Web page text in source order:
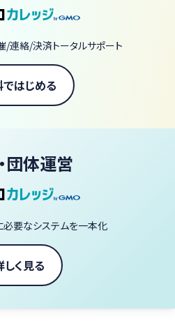
/連絡/決済トータルサポート
はじめる
団体運営
必要なシステムを一本化
しく見る